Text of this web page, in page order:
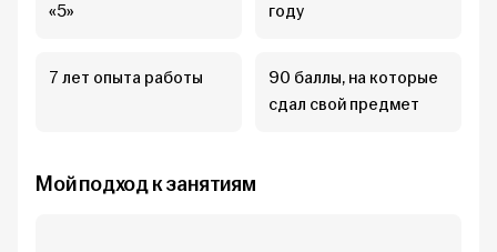
«5»
году
7 лет опыта работы
90 баллы, на которые
сдал свой предмет
Мой подход к занятиям